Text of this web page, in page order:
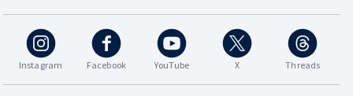
Instagram Facebook YouTube X Threads